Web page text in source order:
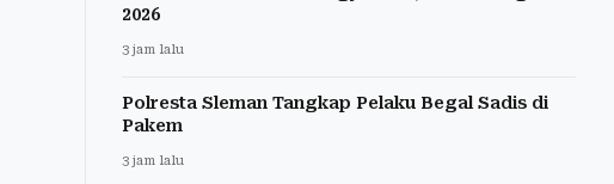
2026
3 jam lalu
Polresta Sleman Tangkap Pelaku Begal Sadis di
Pakem
3 jam lalu